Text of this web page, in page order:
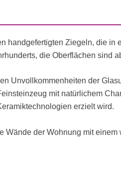
handgefertigten Ziegeln, die
die Oberflächen sind
Unvollkommenheiten der
mit natürlichem
erzielt wird.
Wände der Wohnung mit